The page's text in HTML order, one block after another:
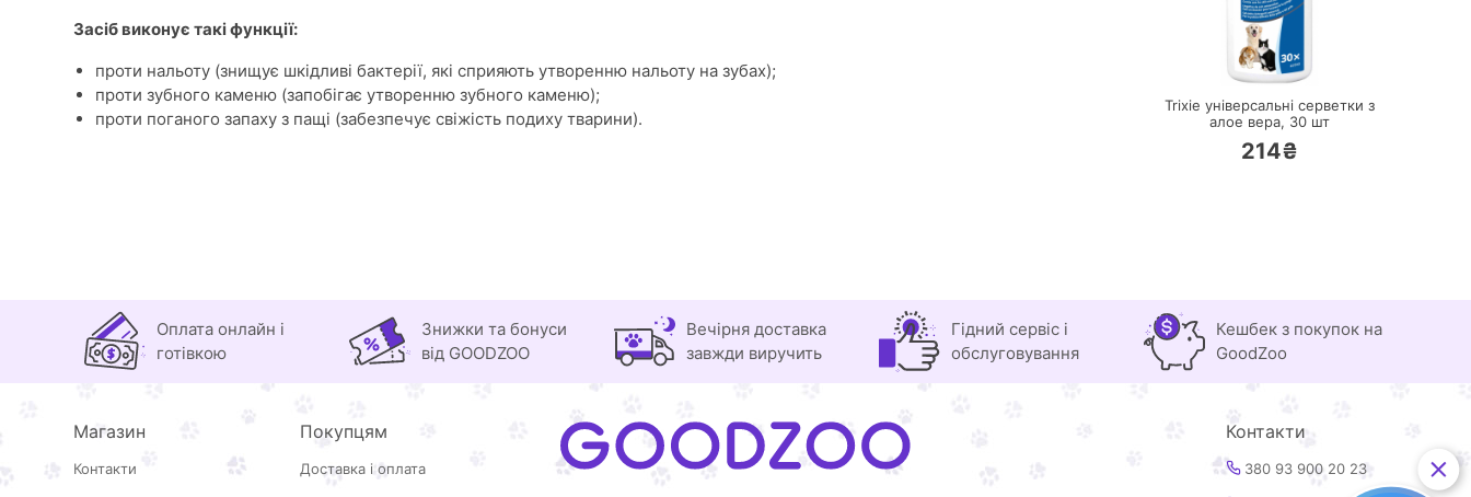
Засіб виконує такі функції:
проти нальоту (знищує шкідливі бактерії, які сприяють утворенню нальоту на зубах);
проти зубного каменю (запобігає утворенню зубного каменю);
проти поганого запаху з пащі (забезпечує свіжість подиху тварини).
ПЕРЕЙТИ
Trixie універсальні серветки з
алое вера, 30 шт
214₴
Оплата онлайн і
готівкою
Знижки та бонуси
від GOODZOO
Вечірня доставка
завжди виручить
Гідний сервіс і
обслуговування
Кешбек з покупок на
GoodZoo
Магазин
Контакти
Покупцям
Доставка і оплата
Контакти
380 93 900 20 23